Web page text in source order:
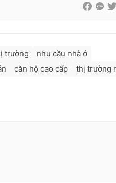
trường
nhu cầu nhà ở
căn hộ cao cấp thị trường